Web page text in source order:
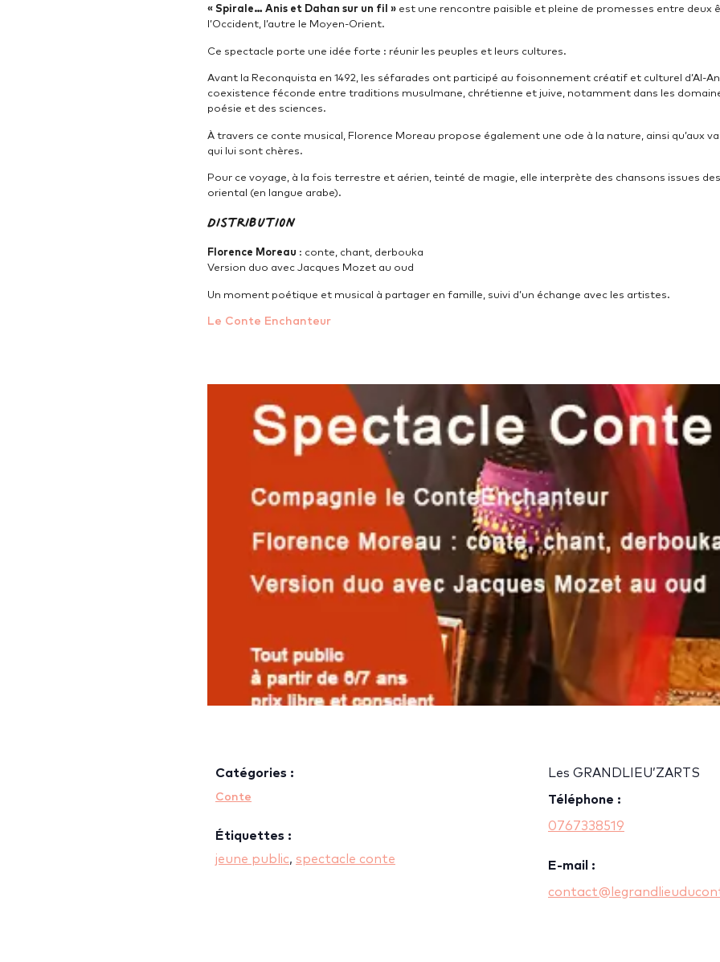
« Spirale… Anis et Dahan sur un fil » est une rencontre paisible et pleine de promesses entre deux
l’Occident, l’autre le Moyen-Orient.
Ce spectacle porte une idée forte : réunir les peuples et leurs cultures.
Avant la Reconquista en 1492, les séfarades ont participé au foisonnement créatif et culturel d’Al-
coexistence féconde entre traditions musulmane, chrétienne et juive, notamment dans les
poésie et des sciences.
À travers ce conte musical, Florence Moreau propose également une ode à la nature, ainsi qu’aux
qui lui sont chères.
Pour ce voyage, à la fois terrestre et aérien, teinté de magie, elle interprète des chansons issues
oriental (en langue arabe).
Distribution
Florence Moreau : conte, chant, derbouka
Version duo avec Jacques Mozet au oud
Un moment poétique et musical à partager en famille, suivi d’un échange avec les artistes.
Le Conte Enchanteur
Catégories :
Conte
Étiquettes :
jeune public, spectacle conte
Les GRANDLIEU’ZARTS
Téléphone :
0767338519
E-mail :